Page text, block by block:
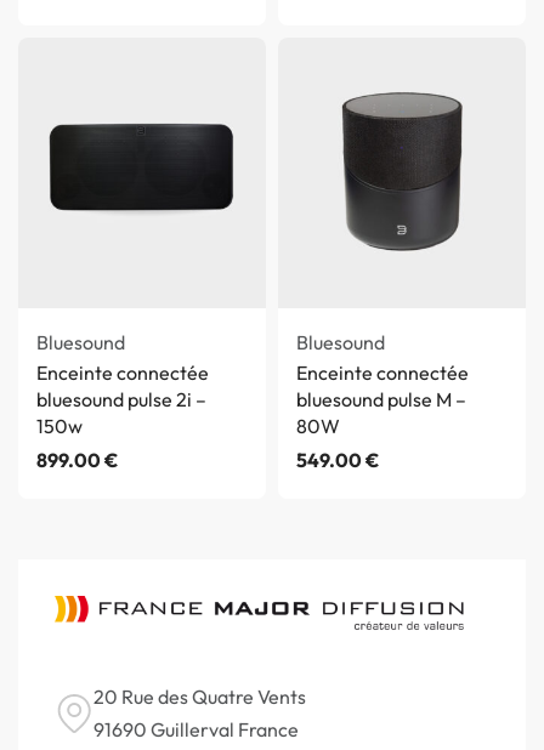
Bluesound
Enceinte connectée
bluesound pulse 2i –
150w
899.00€
Bluesound
Enceinte connectée
bluesound pulse M –
80W
549.00€
20 Rue des Quatre Vents
91690 Guillerval France